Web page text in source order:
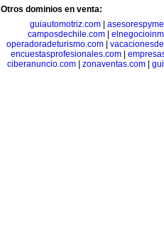
Otros dominios en venta:
guiautomotriz.com
camposdechile.com
operadoradeturismo.com
encuestasprofesionales.com
ciberanuncio.com| zonaventas.com|